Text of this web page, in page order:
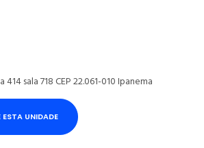
sala 718 CEP 22.061-010 Ipanema
UNIDADE